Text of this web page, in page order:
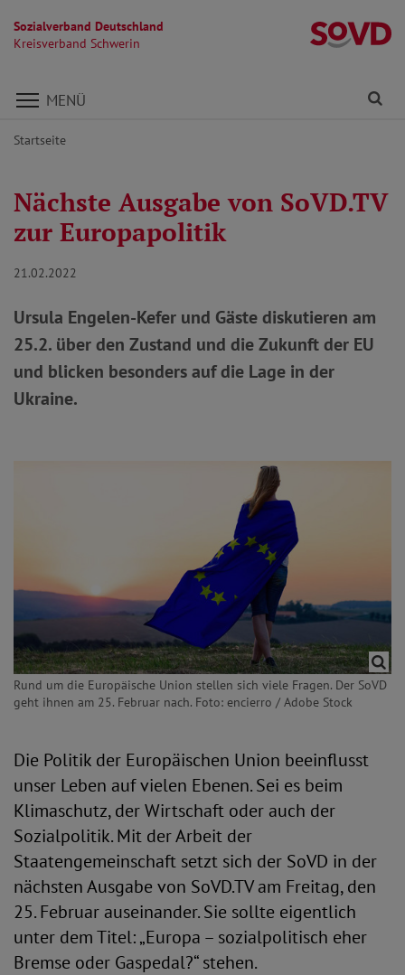
Sozialverband Deutschland
Kreisverband Schwerin
Direkt zu den Inhalten springen
MENÜ
Startseite
Nächste Ausgabe von SoVD.TV
zur Europapolitik
21.02.2022
Ursula Engelen-Kefer und Gäste diskutieren am
25.2. über den Zustand und die Zukunft der EU
und blicken besonders auf die Lage in der
Ukraine.
Rund um die Europäische Union stellen sich viele Fragen. Der SoVD
geht ihnen am 25. Februar nach. Foto: encierro / Adobe Stock
Die Politik der Europäischen Union beeinflusst
unser Leben auf vielen Ebenen. Sei es beim
Klimaschutz, der Wirtschaft oder auch der
Sozialpolitik. Mit der Arbeit der
Staatengemeinschaft setzt sich der SoVD in der
nächsten Ausgabe von SoVD.TV am Freitag, den
25. Februar auseinander. Sie sollte eigentlich
unter dem Titel: „Europa – sozialpolitisch eher
Bremse oder Gaspedal?“ stehen.